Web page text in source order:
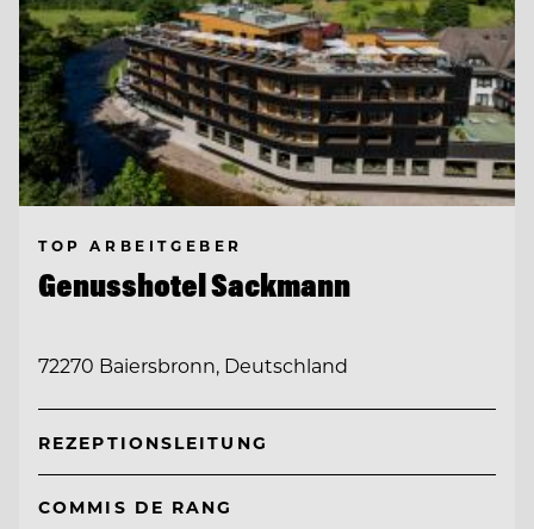
TOP ARBEITGEBER
Genusshotel Sackmann
72270 Baiersbronn, Deutschland
REZEPTIONSLEITUNG
COMMIS DE RANG